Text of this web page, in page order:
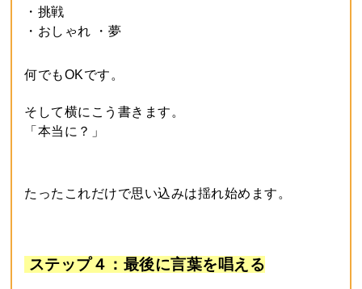
・挑戦
・おしゃれ ・夢
何でもOKです。
そして横にこう書きます。
「本当に？」
たったこれだけで思い込みは揺れ始めます。
ステップ４：最後に言葉を唱える